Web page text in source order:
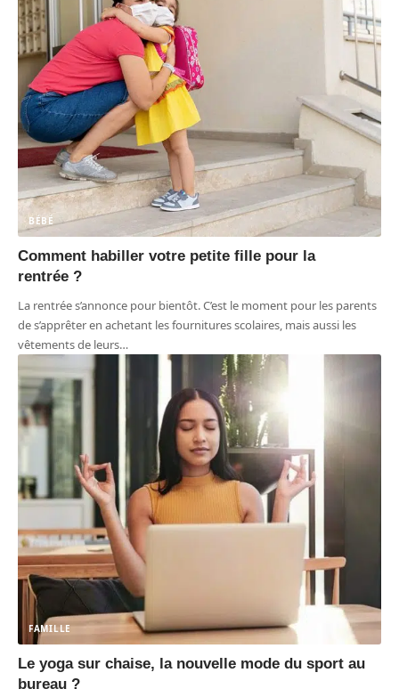
BÉBÉ
Comment habiller votre petite fille pour la
rentrée ?
La rentrée s’annonce pour bientôt. C’est le moment pour les parents
de s’apprêter en achetant les fournitures scolaires, mais aussi les
vêtements de leurs…
FAMILLE
Le yoga sur chaise, la nouvelle mode du sport au
bureau ?